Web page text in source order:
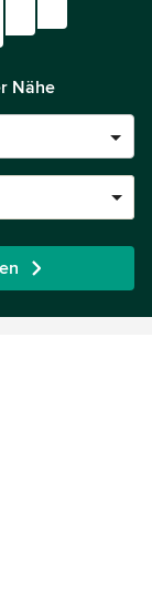
Nähe